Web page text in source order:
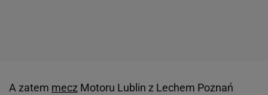
A zatem mecz Motoru Lublin z Lechem Poznań